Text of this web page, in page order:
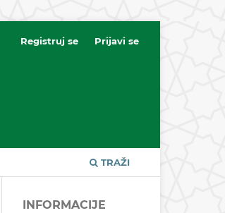
TRAŽI
Registruj se Prijavi se
INFORMACIJE